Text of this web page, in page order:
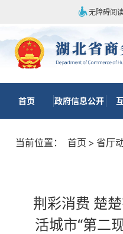
无障碍阅
首页 政府信息公开
当前位置： 首页 > 省厅
荆彩消费 楚
活城市“第二